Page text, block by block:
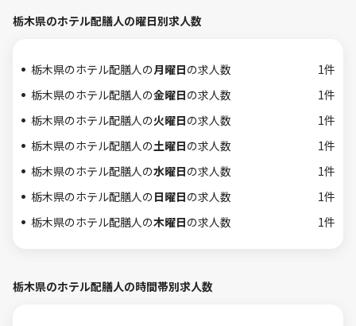
栃木県のホテル配膳人の曜日別求人数
栃木県のホテル配膳人の月曜日の求人数
1件
栃木県のホテル配膳人の金曜日の求人数
1件
栃木県のホテル配膳人の火曜日の求人数
1件
栃木県のホテル配膳人の土曜日の求人数
1件
栃木県のホテル配膳人の水曜日の求人数
1件
栃木県のホテル配膳人の日曜日の求人数
1件
栃木県のホテル配膳人の木曜日の求人数 1件
栃木県のホテル配膳人の時間帯別求人数